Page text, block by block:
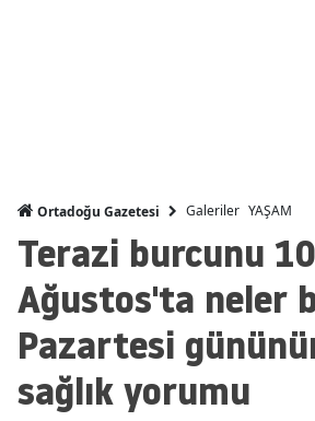
Nevşehir
Niğde
Ordu
Ortadoğu Gazetesi Galeriler YAŞAM
Terazi burcunu 10
Ağustos'ta neler
Pazartesi
sağlık yorumu